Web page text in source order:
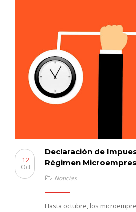
Declaración de
Régimen
12
Oct
Noticias
Hasta octubre, los